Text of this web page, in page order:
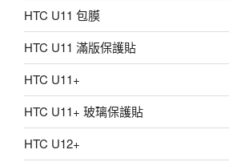
HTC U11 包膜
HTC U11 滿版保護貼
HTC U11+
HTC U11+ 玻璃保護貼
HTC U12+